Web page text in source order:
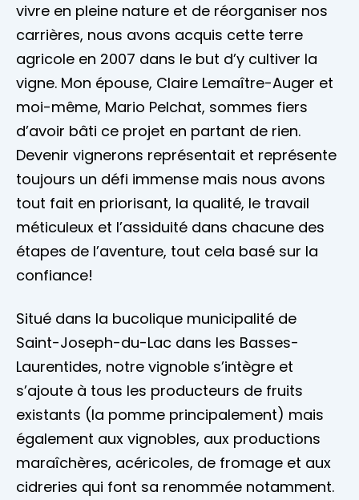
vivre en pleine nature et de réorganiser nos
carrières, nous avons acquis cette terre
agricole en 2007 dans le but d’y cultiver la
vigne. Mon épouse, Claire Lemaître-Auger et
moi-même, Mario Pelchat, sommes fiers
d’avoir bâti ce projet en partant de rien.
Devenir vignerons représentait et représente
toujours un défi immense mais nous avons
tout fait en priorisant, la qualité, le travail
méticuleux et l’assiduité dans chacune des
étapes de l’aventure, tout cela basé sur la
confiance!
Situé dans la bucolique municipalité de
Saint-Joseph-du-Lac dans les Basses-
Laurentides, notre vignoble s’intègre et
s’ajoute à tous les producteurs de fruits
existants (la pomme principalement) mais
également aux vignobles, aux productions
maraîchères, acéricoles, de fromage et aux
cidreries qui font sa renommée notamment.